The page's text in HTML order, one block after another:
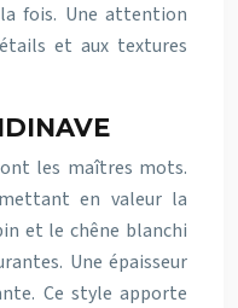
fois. Une attention
et aux textures
les maîtres mots.
en valeur la
et le chêne blanchi
Une épaisseur
Ce style apporte